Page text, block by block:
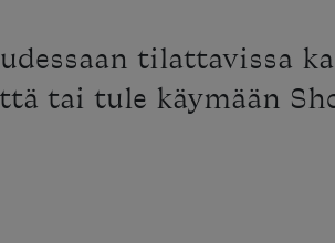
tilattavissa
tai tule käymään